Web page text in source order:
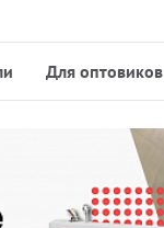
Для оптовиков